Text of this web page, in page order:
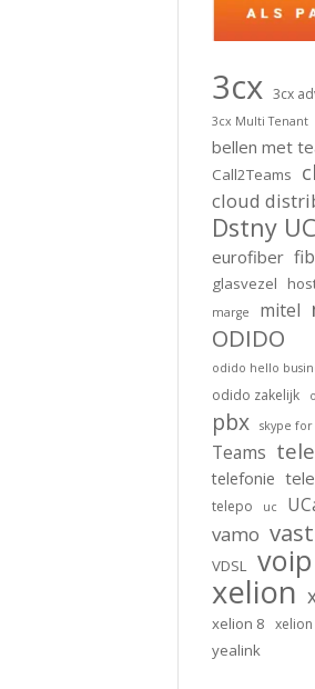
3cx 3cx
3cx Multi Tenant
bellen met
Call2Teams
cloud
Dstny
eurofiber
glasvezel
marge mitel
ODIDO
odido hello
odido zakelijk
pbx skype for
Teams
telefonie
telepo uc
vamo
VDSL voip
xelion
xelion 8
yealink